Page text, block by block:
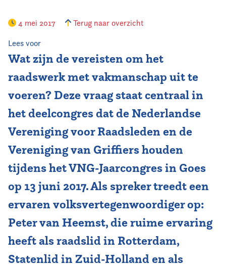
Vereniging
Contact
4 mei 2017 Terug naar overzicht
Lees voor
Wat zijn de vereisten om het
raadswerk met vakmanschap uit te
voeren? Deze vraag staat centraal in
het deelcongres dat de Nederlandse
Vereniging voor Raadsleden en de
Vereniging van Griffiers houden
tijdens het VNG-Jaarcongres in Goes
op 13 juni 2017. Als spreker treedt een
ervaren volksvertegenwoordiger op:
Peter van Heemst, die ruime ervaring
heeft als raadslid in Rotterdam,
Statenlid in Zuid-Holland en als